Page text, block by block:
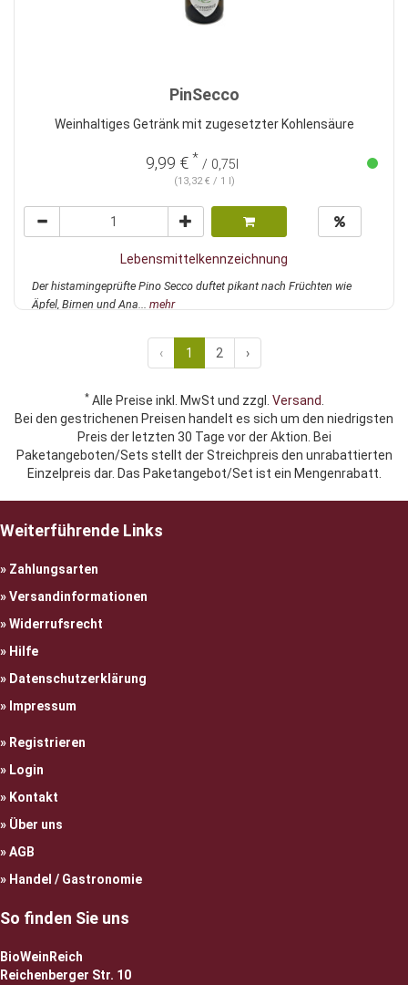
PinSecco
Weinhaltiges Getränk mit zugesetzter Kohlensäure
9,99 € * / 0,75l
(13,32 € / 1 l)
Lebensmittelkennzeichnung
Der histamingeprüfte Pino Secco duftet pikant nach Früchten wie
Äpfel, Birnen und Ana... mehr
‹ 1 2 ›
*Alle Preise inkl. MwSt und zzgl. Versand.
Bei den gestrichenen Preisen handelt es sich um den niedrigsten
Preis der letzten 30 Tage vor der Aktion. Bei
Paketangeboten/Sets stellt der Streichpreis den unrabattierten
Einzelpreis dar. Das Paketangebot/Set ist ein Mengenrabatt.
Weiterführende Links
Zahlungsarten
Versandinformationen
Widerrufsrecht
Hilfe
Datenschutzerklärung
Impressum
Registrieren
Login
Kontakt
Über uns
AGB
Handel / Gastronomie
So finden Sie uns
BioWeinReich
Reichenberger Str. 10